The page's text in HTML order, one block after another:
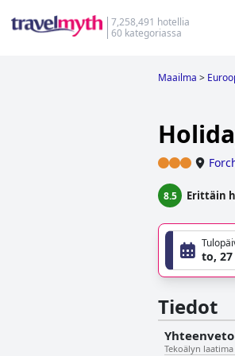
7,258,491 hotellia
60 kategoriassa
Maailma >
8.5 Erittäin
to, 27
Tiedot
Tekoälyn